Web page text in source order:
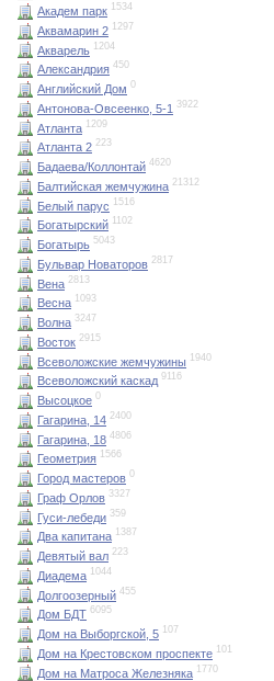
Академ парк 1534
Аквамарин 2 1297
Акварель 1204
Александрия 450
Английский Дом 0
Антонова-Овсеенко, 5-1 3922
Атланта 1209
Атланта 2 223
Бадаева/Коллонтай 4620
Балтийская жемчужина 21312
Белый парус 1516
Богатырский 1102
Богатырь 5043
Бульвар Новаторов 2817
Вена 2813
Весна 1093
Волна 3247
Восток 2915
Всеволожские жемчужины 1940
Всеволожский каскад 9116
Высоцкое 0
Гагарина, 14 2400
Гагарина, 18 4806
Геометрия 1566
Город мастеров 0
Граф Орлов 3327
Гуси-лебеди 359
Два капитана 1387
Девятый вал 223
Диадема 1044
Долгоозерный 455
Дом БДТ 6095
Дом на Выборгской, 5 107
Дом на Крестовском проспекте 101
Дом на Матроса Железняка 1770